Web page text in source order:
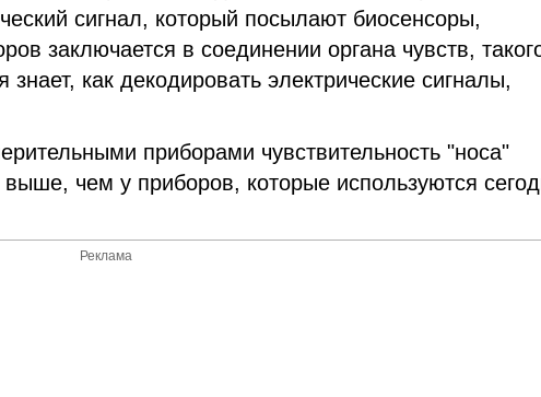
сигнал, который посылают биосенсоры,
заключается в соединении органа чувств,
как декодировать электрические сигналы,
приборами чувствительность "носа"
чем у приборов, которые используются
Реклама